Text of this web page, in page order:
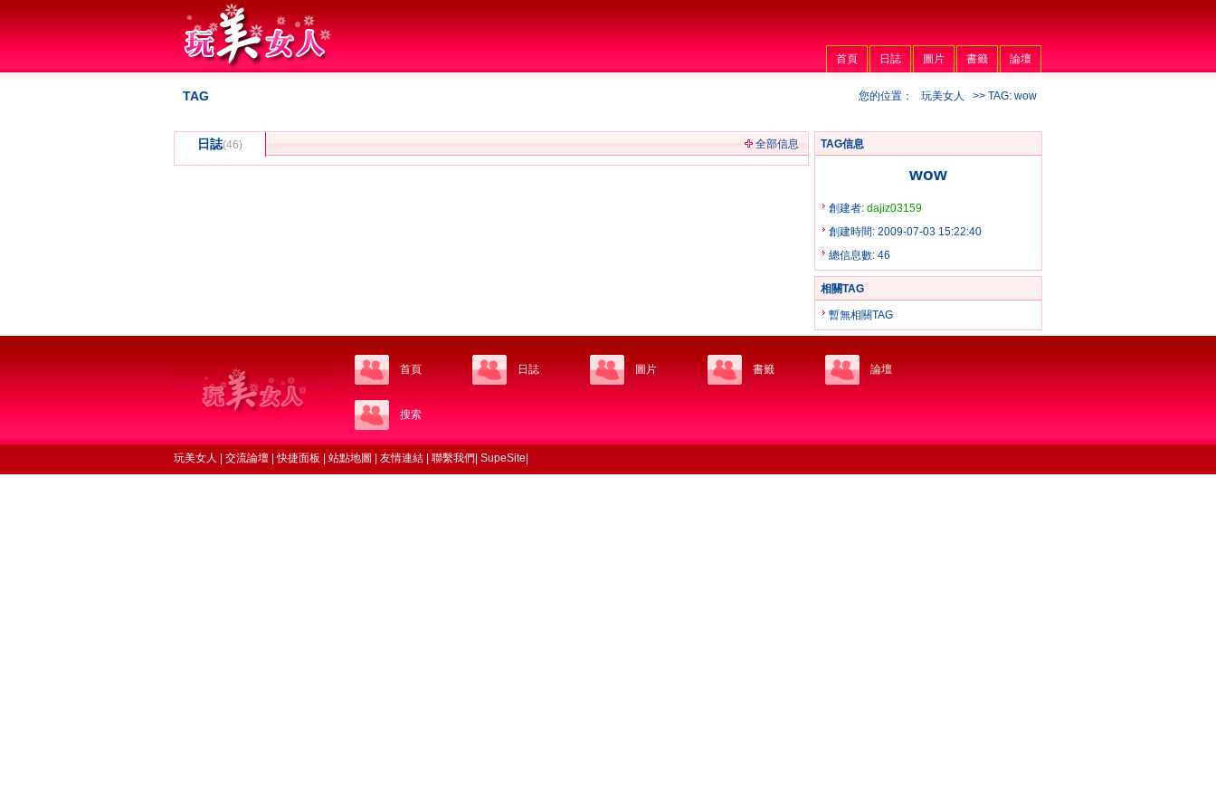
首頁 日誌 圖片 書籤 論壇
您的位置： 玩美女人 >> TAG: wow
TAG
TAG信息
wow
創建者: dajiz03159
創建時間: 2009-07-03 15:22:40
總信息數: 46
相關TAG
暫無相關TAG
全部信息
日誌(46)
首頁 日誌 圖片 書籤 論壇
搜索
玩美女人 交流論壇 |快捷面板 站點地圖 友情連結 聯繫我們 SupeSite